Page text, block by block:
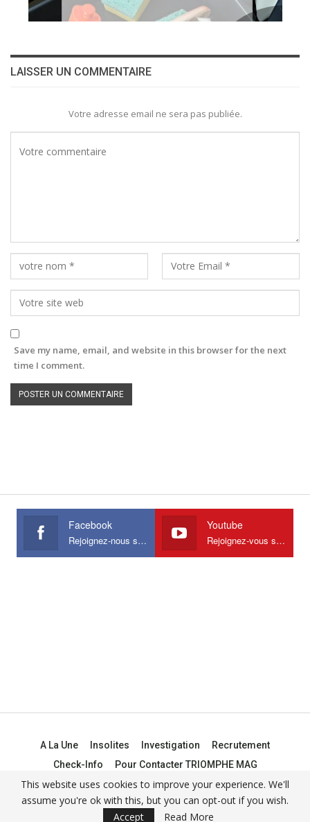
LAISSER UN COMMENTAIRE
Votre adresse email ne sera pas publiée.
Save my name, email, and website in this browser for the next
time I comment.
Facebook
Rejoignez-nous sur Facebook
Youtube
Rejoignez-vous sur Youtube
A La Une Insolites Investigation
Recrutement
Check-Info
Pour Contacter TRIOMPHE MAG
© 2021 -Triomphe Mag
This website uses cookies to improve your experience. We'll
assume you're ok with this, but you can opt-out if you wish.
Accept
Read More